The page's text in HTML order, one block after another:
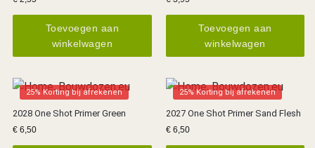
Toevoegen aan
winkelwagen
Toevoegen aan
winkelwagen
25% Korting bij afrekenen
2028 One Shot Primer Green
€ 6,50
25% Korting bij afrekenen
2027 One Shot Primer Sand Flesh
€6,50